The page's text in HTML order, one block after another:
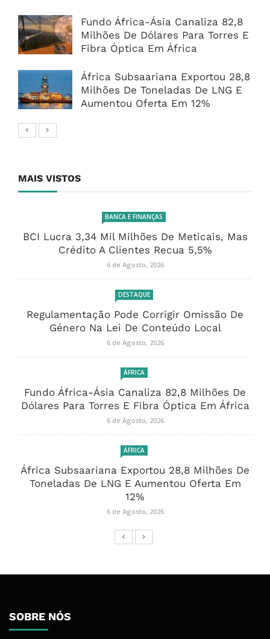
Fundo África-Ásia Canaliza 82,8
Milhões De Dólares Para Torres E
Fibra Óptica Em África
África Subsaariana Exportou 28,8
Milhões De Toneladas De LNG E
Aumentou Oferta Em 12%
MAIS VISTOS
BANCA E FINANÇAS
BCI Lucra 3,34 Mil Milhões De Meticais, Mas
Crédito A Clientes Recua 5,5%
6 de Agosto, 2026
DESTAQUE
Regulamentação Pode Corrigir Omissão De
Género Na Lei De Conteúdo Local
6 de Agosto, 2026
ÁFRICA
Fundo África-Ásia Canaliza 82,8 Milhões De
Dólares Para Torres E Fibra Óptica Em África
6 de Agosto, 2026
ÁFRICA
África Subsaariana Exportou 28,8 Milhões De
Toneladas De LNG E Aumentou Oferta Em
12%
6 de Agosto, 2026
SOBRE NÓS